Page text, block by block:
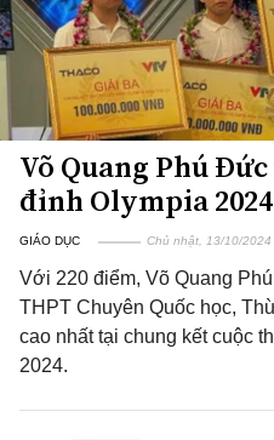
Võ Quang Phú
đỉnh Olympia 2024
GIÁO DỤC Chủ nhật, 13/10/2024
Với 220 điểm, Võ Quang
THPT Chuyên Quốc học,
cao nhất tại chung kết cuộc
2024.